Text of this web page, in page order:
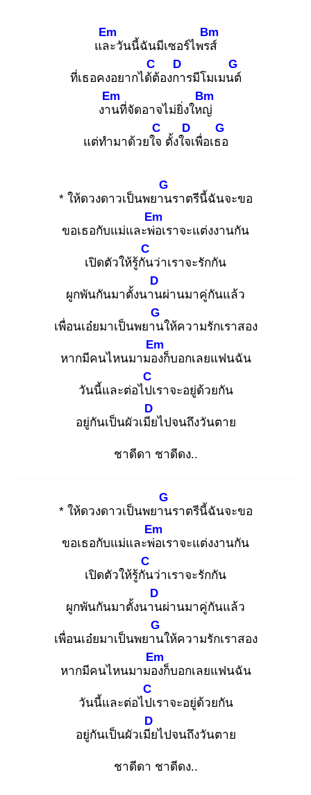
และ
Em
วันนี้ฉันมีเซอร์ไพรส์
Bm
ที่เธอคงอยากได้ต้
C
องกา
D
รมีโมเมนต์
G
งาน
Em
ที่จัดอาจไม่ยิ่งใหญ่
Bm
แต่ทำมาด้วยใจ
C
ตั้งใจเ
D
พื่อเธอ
G
* ให้ดวงดาวเป็นพยาน
G
ราตรีนี้ฉันจะขอ
ขอเธอกับแม่และพ่อ
Em
เราจะแต่งงานกัน
เปิดตัวให้รู้กัน
C
ว่าเราจะรักกัน
ผูกพันกันมาตั้งนาน
D
ผ่านมาคู่กันแล้ว
เพื่อนเอ๋ยมาเป็นพยาน
G
ให้ความรักเราสอง
หากมีคนไหนมามอง
Em
ก็บอกเลยแฟนฉัน
วันนี้และต่อไปเ
C
ราจะอยู่ด้วยกัน
อยู่กันเป็นผัวเมีย
D
ไปจนถึงวันตาย
ชาดีดา ชาดีดง..
* ให้ดวงดาวเป็นพยาน
G
ราตรีนี้ฉันจะขอ
ขอเธอกับแม่และพ่อ
Em
เราจะแต่งงานกัน
เปิดตัวให้รู้กัน
C
ว่าเราจะรักกัน
ผูกพันกันมาตั้งนาน
D
ผ่านมาคู่กันแล้ว
เพื่อนเอ๋ยมาเป็นพยาน
G
ให้ความรักเราสอง
หากมีคนไหนมามอง
Em
ก็บอกเลยแฟนฉัน
วันนี้และต่อไปเ
C
ราจะอยู่ด้วยกัน
อยู่กันเป็นผัวเมีย
D
ไปจนถึงวันตาย
ชาดีดา ชาดีดง..